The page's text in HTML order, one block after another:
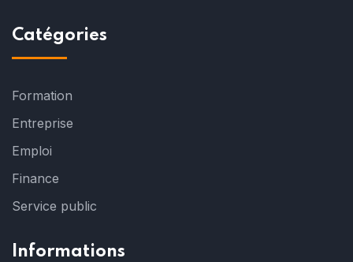
Catégories
Formation
Entreprise
Emploi
Finance
Service public
Informations